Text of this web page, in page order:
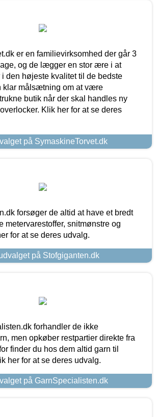
er en familievirksomhed der går 3
og de lægger en stor ære i at
den højeste kvalitet til de bedste
klar målsætning om at være
butik når der skal handles ny
Klik her for at se deres
på SymaskineTorvet.dk
forsøger de altid at have et bredt
metervarestoffer, snitmønstre og
for at se deres udvalg.
på Stofgiganten.dk
forhandler de ikke
men opkøber restpartier direkte fra
finder du hos dem altid garn til
her for at se deres udvalg.
på GarnSpecialisten.dk